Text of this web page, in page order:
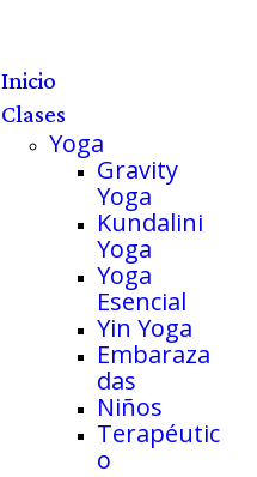
Inicio
Clases
Yoga
Gravity
Yoga
Kundalini
Yoga
Yoga
Esencial
Yin Yoga
Embaraza
das
Niños
Terapéutic
o